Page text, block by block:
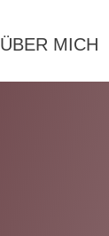
ÜBER MICH